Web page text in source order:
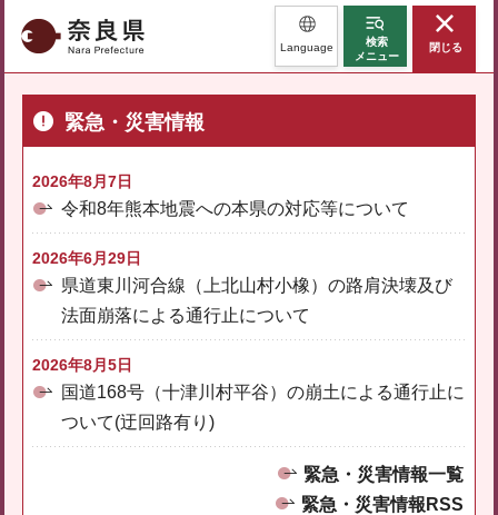
奈良県 Language
検索
メニュー
閉じる
緊急・災害情報
2026年8月7日
令和8年熊本地震への本県の対応等について
2026年6月29日
県道東川河合線（上北山村小橡）の路肩決壊及び
法面崩落による通行止について
2026年8月5日
国道168号（十津川村平谷）の崩土による通行止に
ついて(迂回路有り)
緊急・災害情報一覧
緊急・災害情報RSS